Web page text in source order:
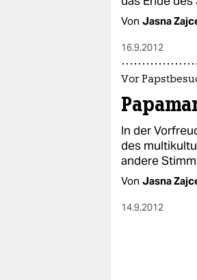
Von Jasna
16.9.2012
Vor
In der
des
andere
Von Jasna
14.9.2012